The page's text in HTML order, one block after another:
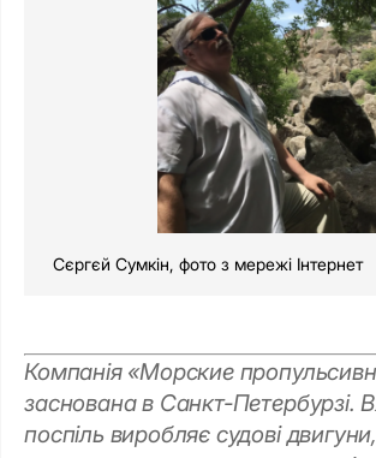
Сєргєй Сумкін, фото з мережі Інтернет
Компанія «Морские
заснована в Санкт-Петербурзі.
поспіль виробляє судові